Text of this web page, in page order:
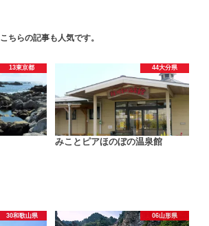
こちらの記事も人気です。
13東京都 44大分県
みことピアほのぼの温泉館
30和歌山県 06山形県